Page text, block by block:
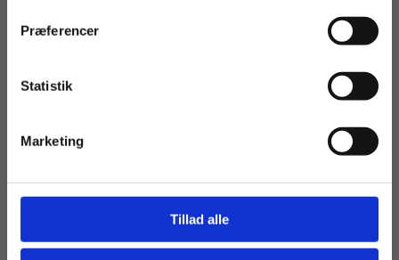
Præferencer
Statistik
Marketing
Tillad alle
105,00 KR.
Læs Mere